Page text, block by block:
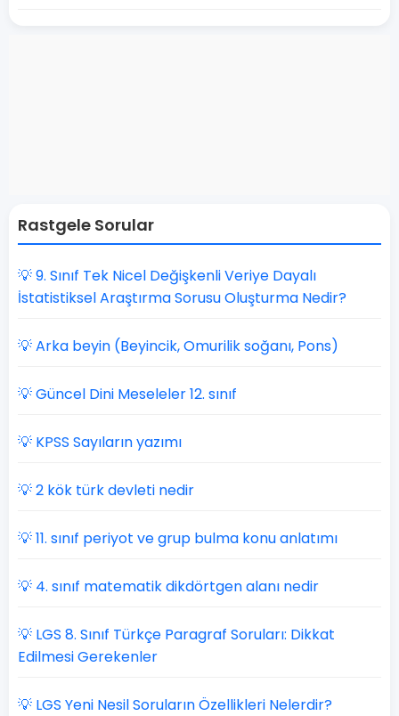
Rastgele Sorular
💡 9. Sınıf Tek Nicel Değişkenli Veriye Dayalı
İstatistiksel Araştırma Sorusu Oluşturma Nedir?
💡 Arka beyin (Beyincik, Omurilik soğanı, Pons)
💡 Güncel Dini Meseleler 12. sınıf
💡 KPSS Sayıların yazımı
💡 2 kök türk devleti nedir
💡 11. sınıf periyot ve grup bulma konu anlatımı
💡 4. sınıf matematik dikdörtgen alanı nedir
💡 LGS 8. Sınıf Türkçe Paragraf Soruları: Dikkat
Edilmesi Gerekenler
💡 LGS Yeni Nesil Soruların Özellikleri Nelerdir?